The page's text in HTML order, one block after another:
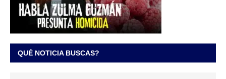
QUÉ NOTICIA BUSCAS?